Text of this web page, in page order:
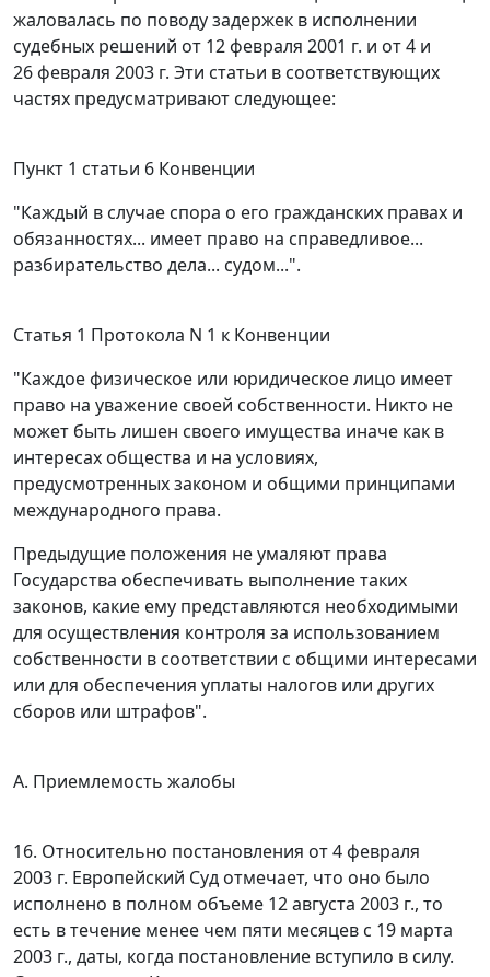
жаловалась по поводу задержек в исполнении
судебных решений от 12 февраля 2001 г. и от 4 и
26 февраля 2003 г. Эти статьи в соответствующих
частях предусматривают следующее:
Пункт 1 статьи 6 Конвенции
"Каждый в случае спора о его гражданских правах и
обязанностях... имеет право на справедливое...
разбирательство дела... судом...".
Статья 1 Протокола N 1 к Конвенции
"Каждое физическое или юридическое лицо имеет
право на уважение своей собственности. Никто не
может быть лишен своего имущества иначе как в
интересах общества и на условиях,
предусмотренных законом и общими принципами
международного права.
Предыдущие положения не умаляют права
Государства обеспечивать выполнение таких
законов, какие ему представляются необходимыми
для осуществления контроля за использованием
собственности в соответствии с общими интересами
или для обеспечения уплаты налогов или других
сборов или штрафов".
А. Приемлемость жалобы
16. Относительно постановления от 4 февраля
2003 г. Европейский Суд отмечает, что оно было
исполнено в полном объеме 12 августа 2003 г., то
есть в течение менее чем пяти месяцев с 19 марта
2003 г., даты, когда постановление вступило в силу.